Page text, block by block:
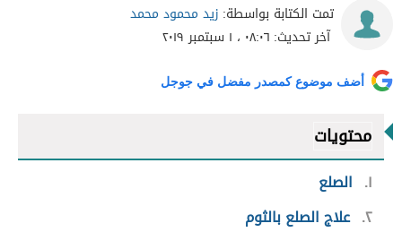
تمت الكتابة بواسطة: زيد محمود محمد
آخر تحديث: ٠٨:٠٦ ، ١ سبتمبر ٢٠١٩
أضف موضوع كمصدر مفضل في جوجل
محتويات
١
الصلع
٢ علاج الصلع بالثوم